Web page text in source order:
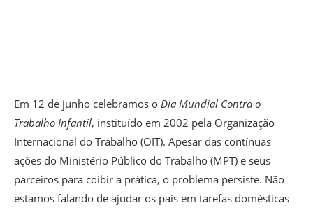
Em 12 de junho celebramos o Dia Mundial Contra o
Trabalho Infantil, instituído em 2002 pela Organização
Internacional do Trabalho (OIT). Apesar das contínuas
ações do Ministério Público do Trabalho (MPT) e seus
parceiros para coibir a prática, o problema persiste. Não
estamos falando de ajudar os pais em tarefas domésticas